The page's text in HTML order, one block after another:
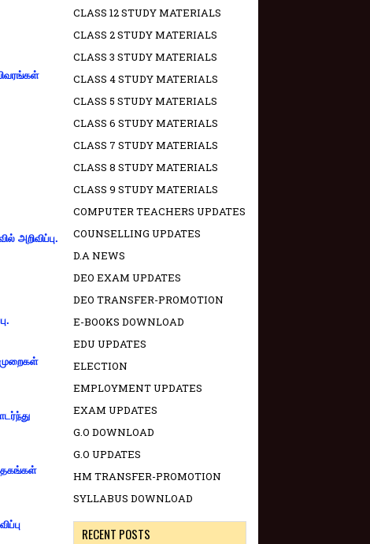
அறிவிப்பு.
CLASS 12 STUDY MATERIALS
CLASS 2 STUDY MATERIALS
CLASS 3 STUDY MATERIALS
CLASS 4 STUDY MATERIALS
CLASS 5 STUDY MATERIALS
CLASS 6 STUDY MATERIALS
CLASS 7 STUDY MATERIALS
CLASS 8 STUDY MATERIALS
CLASS 9 STUDY MATERIALS
COMPUTER TEACHERS UPDATES
COUNSELLING UPDATES
D.A NEWS
DEO EXAM UPDATES
DEO TRANSFER-PROMOTION
E-BOOKS DOWNLOAD
EDU UPDATES
ELECTION
EMPLOYMENT UPDATES
EXAM UPDATES
G.O DOWNLOAD
G.O UPDATES
HM TRANSFER-PROMOTION
SYLLABUS DOWNLOAD
RECENT POSTS